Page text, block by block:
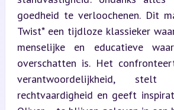
goedheid te verloochenen. Dit
Twist* een tijdloze klassieker
menselijke en educatieve
overschatten is. Het
verantwoordelijkheid,
rechtvaardigheid en geeft